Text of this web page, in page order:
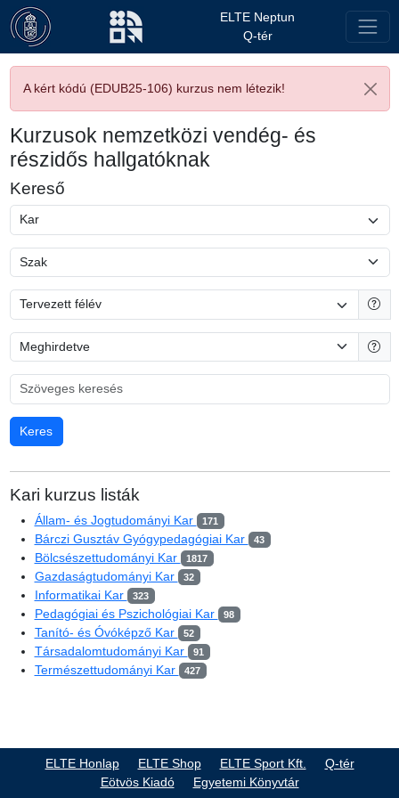
ELTE Neptun
Q-tér
A kért kódú (EDUB25-106) kurzus nem létezik!
Kurzusok nemzetközi vendég- és
részidős hallgatóknak
Kereső
Kari kurzus listák
Állam- és Jogtudományi Kar 171
Bárczi Gusztáv Gyógypedagógiai Kar 43
Bölcsészettudományi Kar 1817
Gazdaságtudományi Kar 32
Informatikai Kar 323
Pedagógiai és Pszichológiai Kar 98
Tanító- és Óvóképző Kar 52
Társadalomtudományi Kar 91
Természettudományi Kar 427
ELTE Honlap ELTE Shop ELTE Sport Kft.
Q-tér
Eötvös Kiadó
Egyetemi Könyvtár